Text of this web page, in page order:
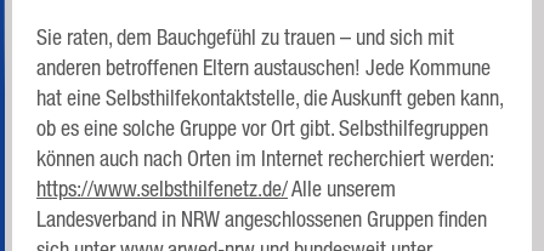
Sie raten, dem Bauchgefühl zu trauen – und sich mit
anderen betroffenen Eltern austauschen! Jede Kommune
hat eine Selbsthilfekontaktstelle, die Auskunft geben kann,
ob es eine solche Gruppe vor Ort gibt. Selbsthilfegruppen
können auch nach Orten im Internet recherchiert werden:
https://www.selbsthilfenetz.de/Alle unserem
Landesverband in NRW angeschlossenen Gruppen finden